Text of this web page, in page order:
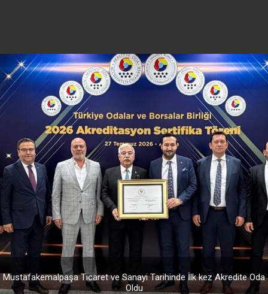
Türkiye Odalar ve Borsalar Birliğimizin 82. Genel Kurul Toplantısı’na
katılım sağladık.